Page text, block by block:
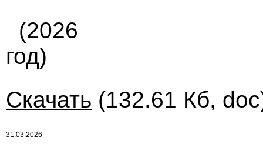
(2026
год)
Скачать (132.61 Кб,
31.03.2026